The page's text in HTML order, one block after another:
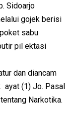
Sidoarjo
gojek berisi
sabu
pil ektasi
dan diancam
ayat (1) Jo. Pasal
Narkotika.